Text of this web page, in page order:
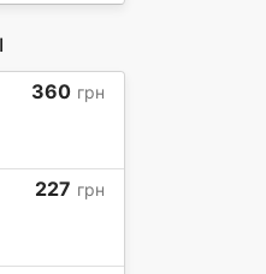
360 грн
227 грн